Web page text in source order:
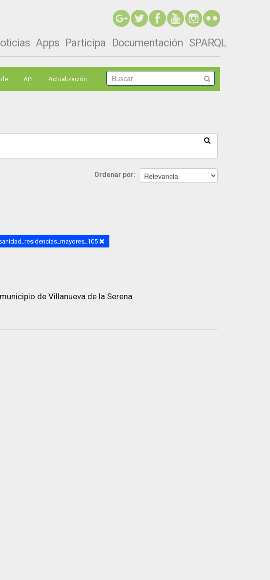
Apps Participa Documentación SPARQL
API Actualización
Ordenar por
de Villanueva de la Serena.